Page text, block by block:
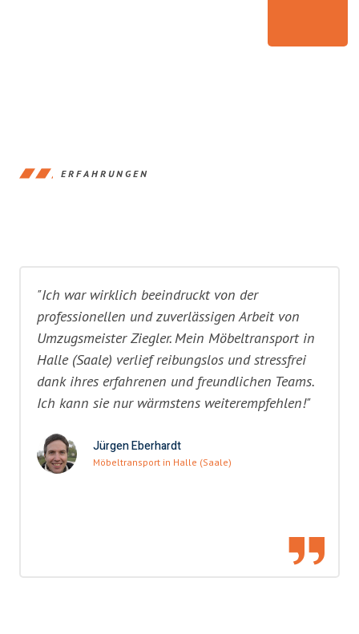
ERFAHRUNGEN
"Ich war wirklich beeindruckt von der
professionellen und zuverlässigen Arbeit von
Umzugsmeister Ziegler. Mein Möbeltransport in
Halle (Saale) verlief reibungslos und stressfrei
dank ihres erfahrenen und freundlichen Teams.
Ich kann sie nur wärmstens weiterempfehlen!"
Jürgen Eberhardt
Möbeltransport in Halle (Saale)